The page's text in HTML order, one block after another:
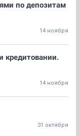
по депозитам
14 ноября
кредитовании.
14 ноября
31 октября